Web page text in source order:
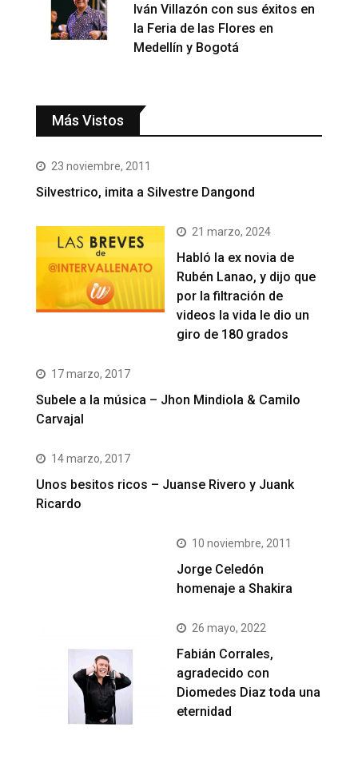
Iván Villazón con sus éxitos en
la Feria de las Flores en
Medellín y Bogotá
Más Vistos
23 noviembre, 2011
Silvestrico, imita a Silvestre Dangond
21 marzo, 2024
Habló la ex novia de
Rubén Lanao, y dijo que
por la filtración de
videos la vida le dio un
giro de 180 grados
17 marzo, 2017
Subele a la música – Jhon Mindiola & Camilo
Carvajal
14 marzo, 2017
Unos besitos ricos – Juanse Rivero y Juank
Ricardo
10 noviembre, 2011
Jorge Celedón
homenaje a Shakira
26 mayo, 2022
Fabián Corrales,
agradecido con
Diomedes Diaz toda una
eternidad